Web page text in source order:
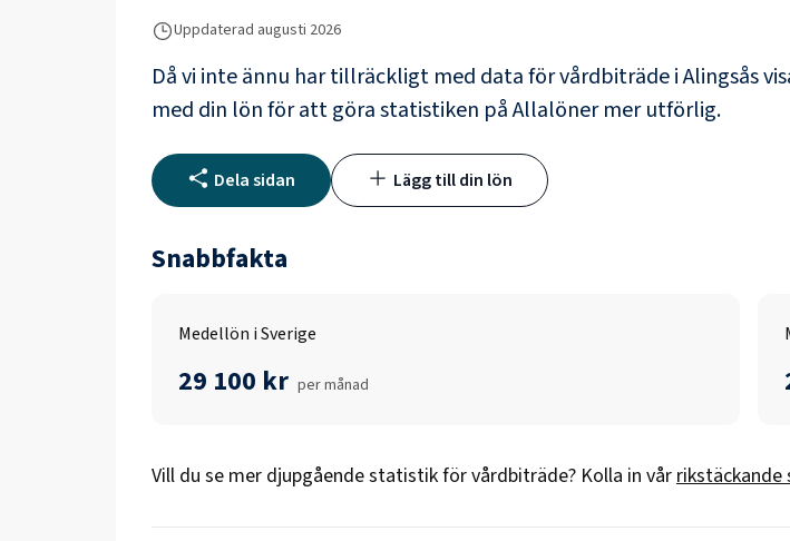
Uppdaterad augusti 2026
Då vi inte ännu har tillräckligt med data förvårdbiträdeiAlingsås
med din lön för att göra statistiken på Allalöner mer utförlig.
Dela sidan Lägg till din lön
Snabbfakta
Medellön i Sverige
29 100 kr per månad
Vill du se mer djupgående statistik förvårdbiträde? Kolla in vår